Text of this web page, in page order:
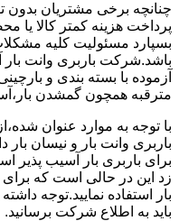
چنانچه برخی مشتریان
پرداخت هزینه کمتر کالا یا
بسپارد مسئولیت کلیه
باشد.شرکت باربری وانت بار
آزموده با بسته بندی و
مترقبه همچون گمشدن
با توجه به موارد عنوان
باربری وانت بار و نیسان بار
برای باربری بار آسیب پذیر
زد این در حالی است که برای
بار استفاده نمایید.توجه
باید به اطلاع شرکت برسانید.